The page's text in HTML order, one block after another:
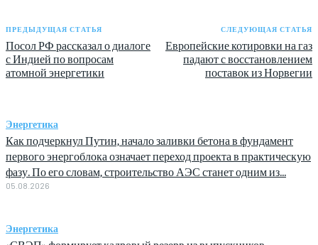
ПРЕДЫДУЩАЯ СТАТЬЯ
Посол РФ рассказал о диалоге
с Индией по вопросам
атомной энергетики
СЛЕДУЮЩАЯ СТАТЬЯ
Европейские котировки на газ
падают с восстановлением
поставок из Норвегии
Энергетика
Как подчеркнул Путин, начало заливки бетона в фундамент
первого энергоблока означает переход проекта в практическую
фазу. По его словам, строительство АЭС станет одним из...
05.08.2026
Энергетика